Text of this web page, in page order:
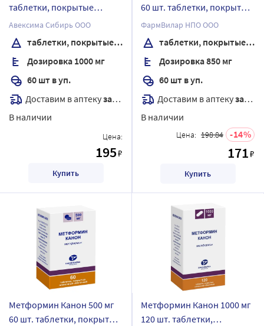
таблетки, покрытые
пленочной оболочкой
Авексима Сибирь ООО
таблетки, покрытые пленочной оболочкой
Дозировка 1000 мг
60 шт в уп.
Доставим в аптекузавтра
В наличии
Цена:
195₽
Купить
60 шт. таблетки, покрытые
пленочной оболочкой
ФармВилар НПО ООО
таблетки, покрытые пленочной оболочкой
Дозировка 850 мг
60 шт в уп.
Доставим в аптекузавтра
В наличии
Цена: 198.84 14
171₽
Купить
Метформин Канон 500 мг
60 шт. таблетки, покрытые
Метформин Канон 1000 мг
120 шт. таблетки,